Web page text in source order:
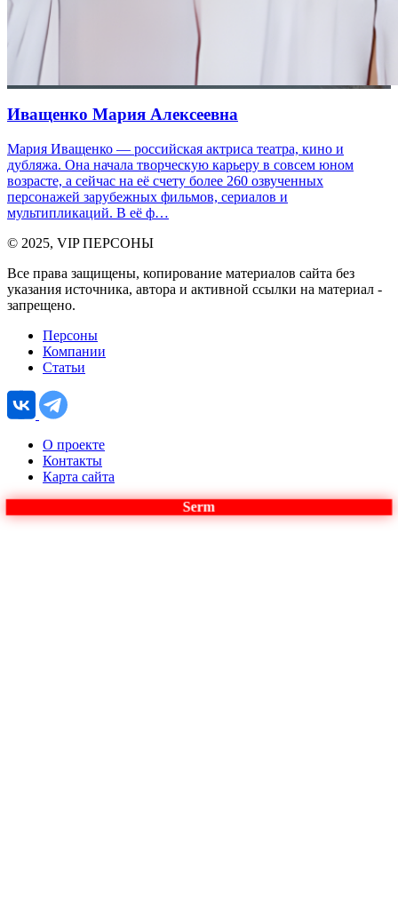
Иващенко Мария Алексеевна
Мария Иващенко — российская актриса театра, кино и
дубляжа. Она начала творческую карьеру в совсем юном
возрасте, а сейчас на её счету более 260 озвученных
персонажей зарубежных фильмов, сериалов и
мультипликаций. В её ф…
© 2025, VIP ПЕРСОНЫ
Все права защищены, копирование материалов сайта без
указания источника, автора и активной ссылки на материал -
запрещено.
Персоны
Компании
Статьи
О проекте
Контакты
Карта сайта
Serm